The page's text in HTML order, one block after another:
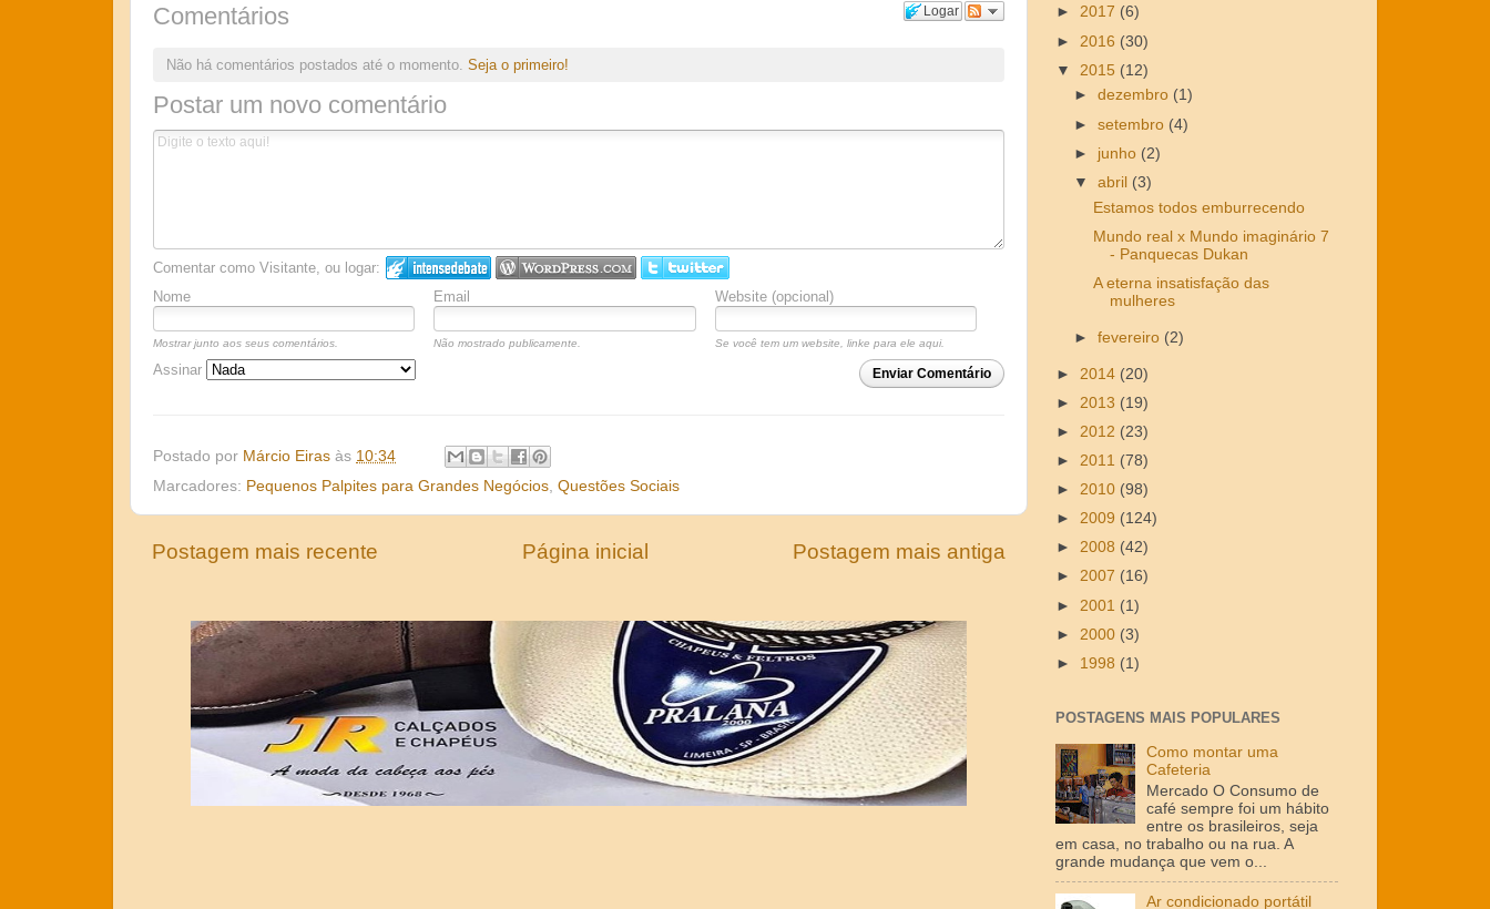
Logar
Comentários
Não há comentários postados até o momento. Seja o primeiro!
Postar um novo comentário
Comentar como Visitante, ou logar:
Nome
Email Website (opcional)
Mostrar junto aos seus comentários. Não mostrado publicamente. Se você tem um website, linke para ele aqui.
Enviar Comentário
Assinar
Postado por Márcio Eiras às 10:34
Marcadores: Pequenos Palpites para Grandes Negócios, Questões Sociais
Postagem mais recente Postagem mais antiga
Página inicial
► 2017 (6)
► 2016 (30)
▼ 2015 (12)
►dezembro (1)
►setembro (4)
► junho (2)
▼abril (3)
Estamos todos emburrecendo
Mundo real x Mundo imaginário 7
- Panquecas Dukan
A eterna insatisfação das
mulheres
►fevereiro (2)
► 2014 (20)
► 2013 (19)
► 2012 (23)
► 2011 (78)
► 2010 (98)
► 2009 (124)
► 2008 (42)
► 2007 (16)
► 2001 (1)
► 2000 (3)
► 1998 (1)
POSTAGENS MAIS POPULARES
Como montar uma
Cafeteria
Mercado O Consumo de
café sempre foi um hábito
entre os brasileiros, seja
em casa, no trabalho ou na rua. A
grande mudança que vem o...
Ar condicionado portátil